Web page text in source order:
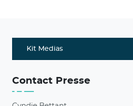
Kit Medias
Contact Presse